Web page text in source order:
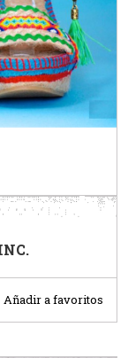
Añadir a favoritos